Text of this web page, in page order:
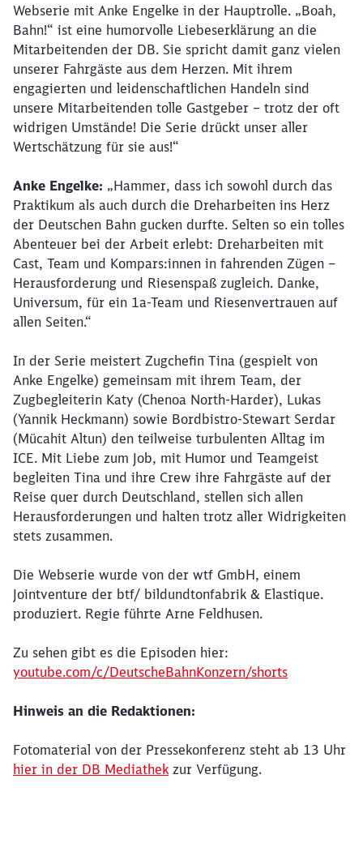
Webserie mit Anke Engelke in der Hauptrolle. „Boah,
Bahn!“ ist eine humorvolle Liebeserklärung an die
Mitarbeitenden der DB. Sie spricht damit ganz vielen
unserer Fahrgäste aus dem Herzen. Mit ihrem
engagierten und leidenschaftlichen Handeln sind
unsere Mitarbeitenden tolle Gastgeber – trotz der oft
widrigen Umstände! Die Serie drückt unser aller
Wertschätzung für sie aus!“
Anke Engelke: „Hammer, dass ich sowohl durch das
Praktikum als auch durch die Dreharbeiten ins Herz
der Deutschen Bahn gucken durfte. Selten so ein tolles
Abenteuer bei der Arbeit erlebt: Dreharbeiten mit
Cast, Team und Kompars:innen in fahrenden Zügen –
Herausforderung und Riesenspaß zugleich. Danke,
Universum, für ein 1a-Team und Riesenvertrauen auf
allen Seiten.“
In der Serie meistert Zugchefin Tina (gespielt von
Anke Engelke) gemeinsam mit ihrem Team, der
Zugbegleiterin Katy (Chenoa North-Harder), Lukas
(Yannik Heckmann) sowie Bordbistro-Stewart Serdar
(Mücahit Altun) den teilweise turbulenten Alltag im
ICE. Mit Liebe zum Job, mit Humor und Teamgeist
begleiten Tina und ihre Crew ihre Fahrgäste auf der
Reise quer durch Deutschland, stellen sich allen
Herausforderungen und halten trotz aller Widrigkeiten
stets zusammen.
Die Webserie wurde von der wtf GmbH, einem
Jointventure der btf/ bildundtonfabrik & Elastique.
produziert. Regie führte Arne Feldhusen.
Zu sehen gibt es die Episoden hier:
youtube.com/c/DeutscheBahnKonzern/shorts
Hinweis an die Redaktionen:
Fotomaterial von der Pressekonferenz steht ab 13 Uhr
hier in der DB Mediathek zur Verfügung.
Schließen
Möchten Sie zuweitergeleitet
werden?